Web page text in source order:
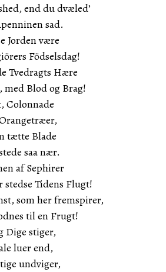
end du dvæled’
sad.
Jorden være
Födselsdag!
Tvedragts Hære
Blod og Brag!
Colonnade
tætte Blade
saa nær.
af Sephirer
Tidens Flugt!
som her fremspirer,
til en Frugt!
Dige stiger,
luer end,
undviger,